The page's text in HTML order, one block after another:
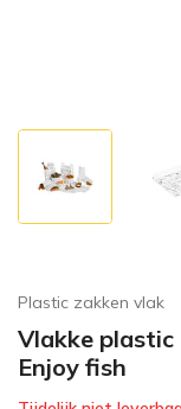
Plastic zakken vlak
Vlakke
Enjoy fish